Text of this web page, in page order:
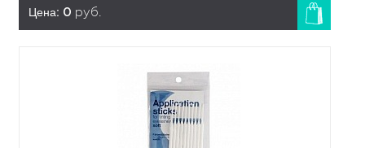
Цена: 0 руб.